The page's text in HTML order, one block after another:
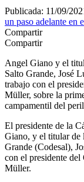
Publicada: 11/09/
un paso adelante en
Compartir
Compartir
Angel Giano y el
Salto Grande, José
trabajo con el
Müller, sobre la
campamentil del
El presidente de la
Giano, y el titular de
Grande (Codesal),
con el presidente
Müller.